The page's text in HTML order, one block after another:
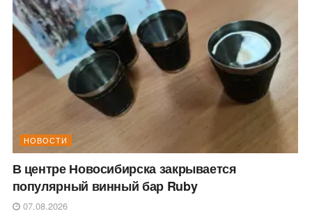
НОВОСТИ
В центре Новосибирска закрывается
популярный винный бар Ruby
07.08.2026